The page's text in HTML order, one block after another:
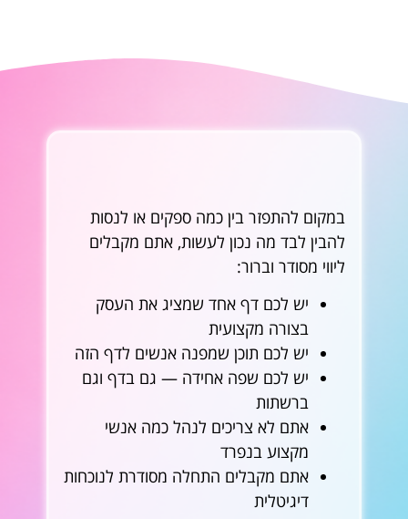
במקום להתפזר בין כמה ספקים או לנסות
להבין לבד מה נכון לעשות, אתם מקבלים
ליווי מסודר וברור:
יש לכם דף אחד שמציג את העסק
בצורה מקצועית
יש לכם תוכן שמפנה אנשים לדף הזה
יש לכם שפה אחידה — גם בדף וגם
ברשתות
אתם לא צריכים לנהל כמה אנשי
מקצוע בנפרד
אתם מקבלים התחלה מסודרת לנוכחות
דיגיטלית